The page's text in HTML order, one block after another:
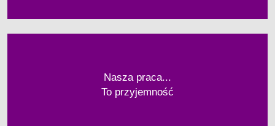
Nasza praca...
To przyjemność